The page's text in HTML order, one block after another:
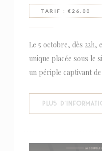
TARIF : €26.00
Le 5 octobre, dès 22h,
unique placée sous le
un périple captivant
PLUS